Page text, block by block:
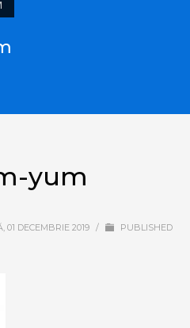
yum
01 DECEMBRIE 2019 /
PUBLISHED